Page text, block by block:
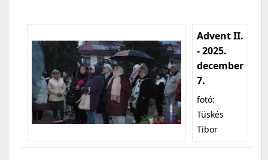
Advent II.
- 2025.
december
7.
fotó:
Tüskés
Tibor